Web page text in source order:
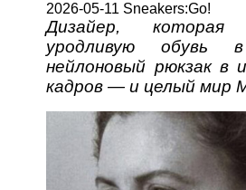
2026-05-11 Sneakers:Go!
Дизайер, которая
уродливую
нейлоновый рюкзак в
кадров — и целый мир